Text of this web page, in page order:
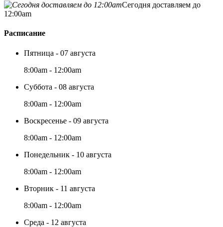
Сегодня доставляем до
12:00am
Расписание
Пятница - 07 августа
8:00am - 12:00am
Суббота - 08 августа
8:00am - 12:00am
Воскресенье - 09 августа
8:00am - 12:00am
Понедельник - 10 августа
8:00am - 12:00am
Вторник - 11 августа
8:00am - 12:00am
Среда - 12 августа